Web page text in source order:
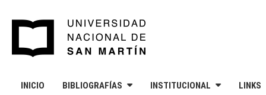
INICIO BIBLIOGRAFÍAS INSTITUCIONAL LINKS